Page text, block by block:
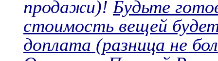
продажи)! Будьте
стоимость вещей
доплата (разница не